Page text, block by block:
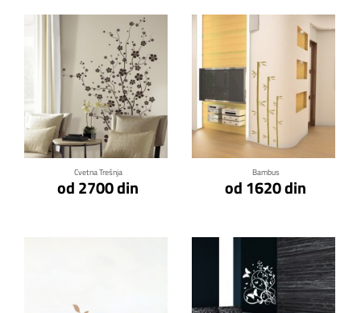
Cvetna Trešnja
od 2700 din
Klikni za detalje
Bambus
od 1620 din
Klikni za detalje